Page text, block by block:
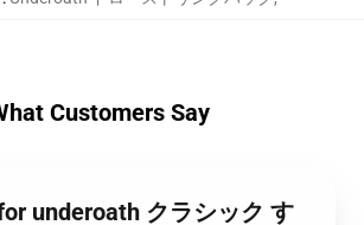
Customers Say
underoath クラシック す